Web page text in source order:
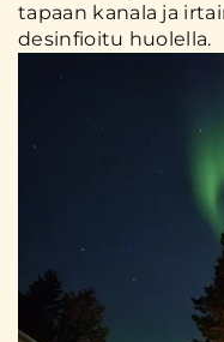
tapaan kanala ja
desinfioitu huolella.